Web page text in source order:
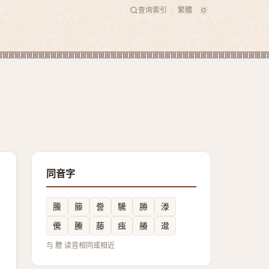
查询索引 繁體
同音字
鰧 籐 誊 驣 幐
漛
儯
䲢 藤 痋 䒅 邆
与 謄 读音相同或相近